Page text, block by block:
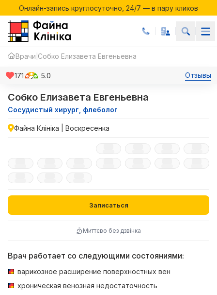
Онлайн-запись круглосуточно, 24/7 — в пару кликов
Онлайн-запись круглосуточно, 24/7 — в пару кликов
Врачи Собко Елизавета Евгеньевна
171 5.0 Отзывы
Собко Елизавета Евгеньевна
Сосудистый хирург, флеболог
Файна Клініка | Воскресенка
Записаться
Миттєво без дзвінка
Врач работает со следующими состояниями:
варикозное расширение поверхностных вен
хроническая венозная недостаточность